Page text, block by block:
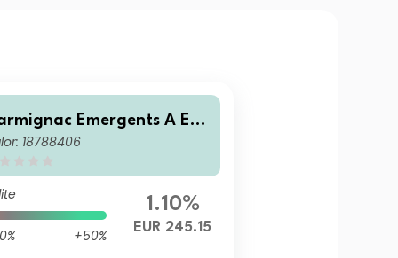
Emergents A EU
18788406
0% +50%
1.10%
EUR 245.15